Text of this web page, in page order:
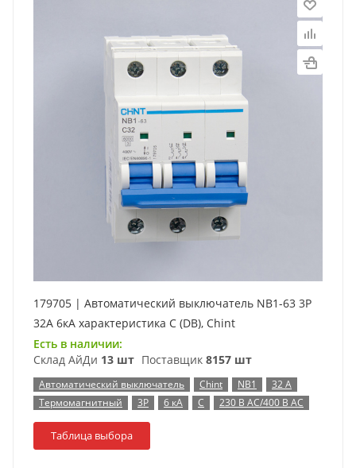
179705 | Автоматический выключатель NB1-63 3P
32А 6кА характеристика C (DB), Chint
Есть в наличии:
Склад АйДи 13 шт Поставщик 8157 шт
Автоматический выключатель Chint NB1
32 А
Термомагнитный
3P 6 кА C 230 В AC/400 В AC
Таблица выбора